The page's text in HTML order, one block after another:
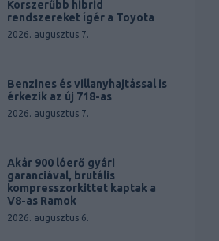
Korszerűbb hibrid
rendszereket ígér a Toyota
2026. augusztus 7.
Benzines és villanyhajtással is
érkezik az új 718-as
2026. augusztus 7.
Akár 900 lóerő gyári
garanciával, brutális
kompresszorkittet kaptak a
V8-as Ramok
2026. augusztus 6.